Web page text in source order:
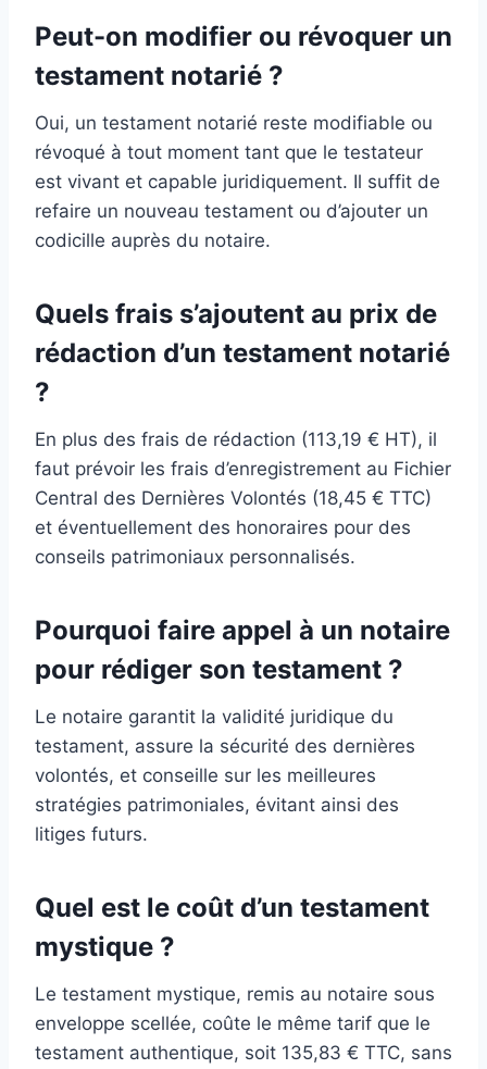
Peut-on modifier ou révoquer un
testament notarié ?
Oui, un testament notarié reste modifiable ou
révoqué à tout moment tant que le testateur
est vivant et capable juridiquement. Il suffit de
refaire un nouveau testament ou d’ajouter un
codicille auprès du notaire.
Quels frais s’ajoutent au prix de
rédaction d’un testament notarié
?
En plus des frais de rédaction (113,19 € HT), il
faut prévoir les frais d’enregistrement au Fichier
Central des Dernières Volontés (18,45 € TTC)
et éventuellement des honoraires pour des
conseils patrimoniaux personnalisés.
Pourquoi faire appel à un notaire
pour rédiger son testament ?
Le notaire garantit la validité juridique du
testament, assure la sécurité des dernières
volontés, et conseille sur les meilleures
stratégies patrimoniales, évitant ainsi des
litiges futurs.
Quel est le coût d’un testament
mystique ?
Le testament mystique, remis au notaire sous
enveloppe scellée, coûte le même tarif que le
testament authentique, soit 135,83 € TTC, sans